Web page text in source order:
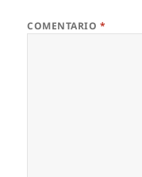
COMENTARIO *